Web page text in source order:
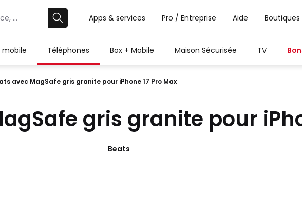
Apps & services Pro / Entreprise Aide Boutiques
mobile Téléphones Box + Mobile Maison Sécurisée TV
avec MagSafe gris granite pour iPhone 17 Pro Max
gris granite pour
Beats